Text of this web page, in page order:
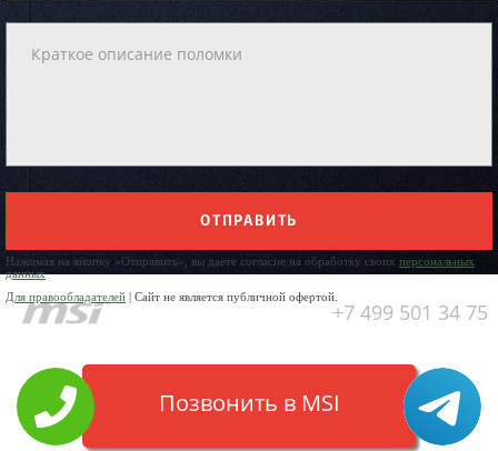
ОТПРАВИТЬ
Нажимая на кнопку «Отправить», вы даете согласие на обработку своих персональных
данных
Для правообладателей | Сайт не является публичной офертой.
+7 499 501 34 75
Позвонить в MSI